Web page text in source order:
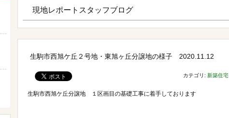
現地レポートスタッフブログ
生駒市西旭ケ丘２号地・東旭ヶ丘分譲地の様子 2020.11.12
カテゴリ: 新築住宅
生駒市西旭ケ丘分譲地 １区画目の基礎工事に着手しております